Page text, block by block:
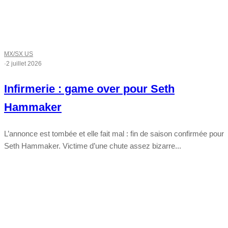
MX/SX US
·2 juillet 2026
Infirmerie : game over pour Seth
Hammaker
L’annonce est tombée et elle fait mal : fin de saison confirmée pour
Seth Hammaker. Victime d’une chute assez bizarre...